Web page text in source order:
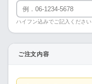
ハイフン込みでご記入ください
ご注文内容